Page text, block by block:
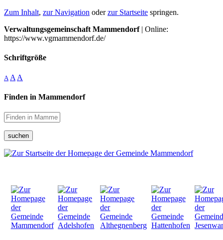
Zum Inhalt, zur Navigation oderzur Startseite springen.
Verwaltungsgemeinschaft Mammendorf| Online:
https://www.vgmammendorf.de/
Schriftgröße
A A A
Finden in Mammendorf
suchen